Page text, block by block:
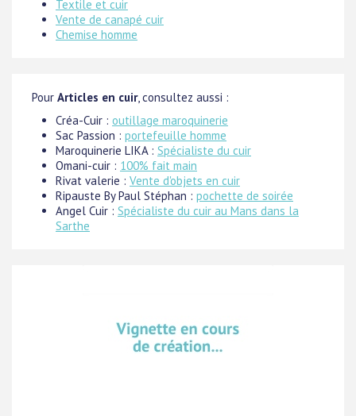
Textile et cuir
Vente de canapé cuir
Chemise homme
Pour Articles en cuir, consultez aussi :
Créa-Cuir : outillage maroquinerie
Sac Passion : portefeuille homme
Maroquinerie LIKA : Spécialiste du cuir
Omani-cuir : 100% fait main
Rivat valerie : Vente d'objets en cuir
Ripauste By Paul Stéphan : pochette de soirée
Angel Cuir : Spécialiste du cuir au Mans dans la
Sarthe